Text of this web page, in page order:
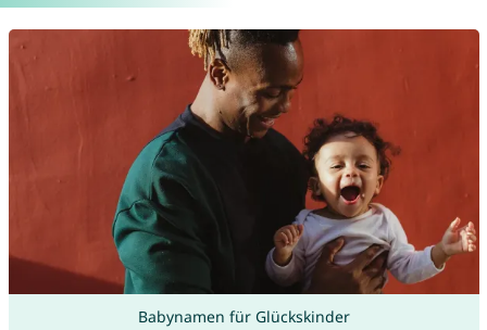
Babynamen für Glückskinder